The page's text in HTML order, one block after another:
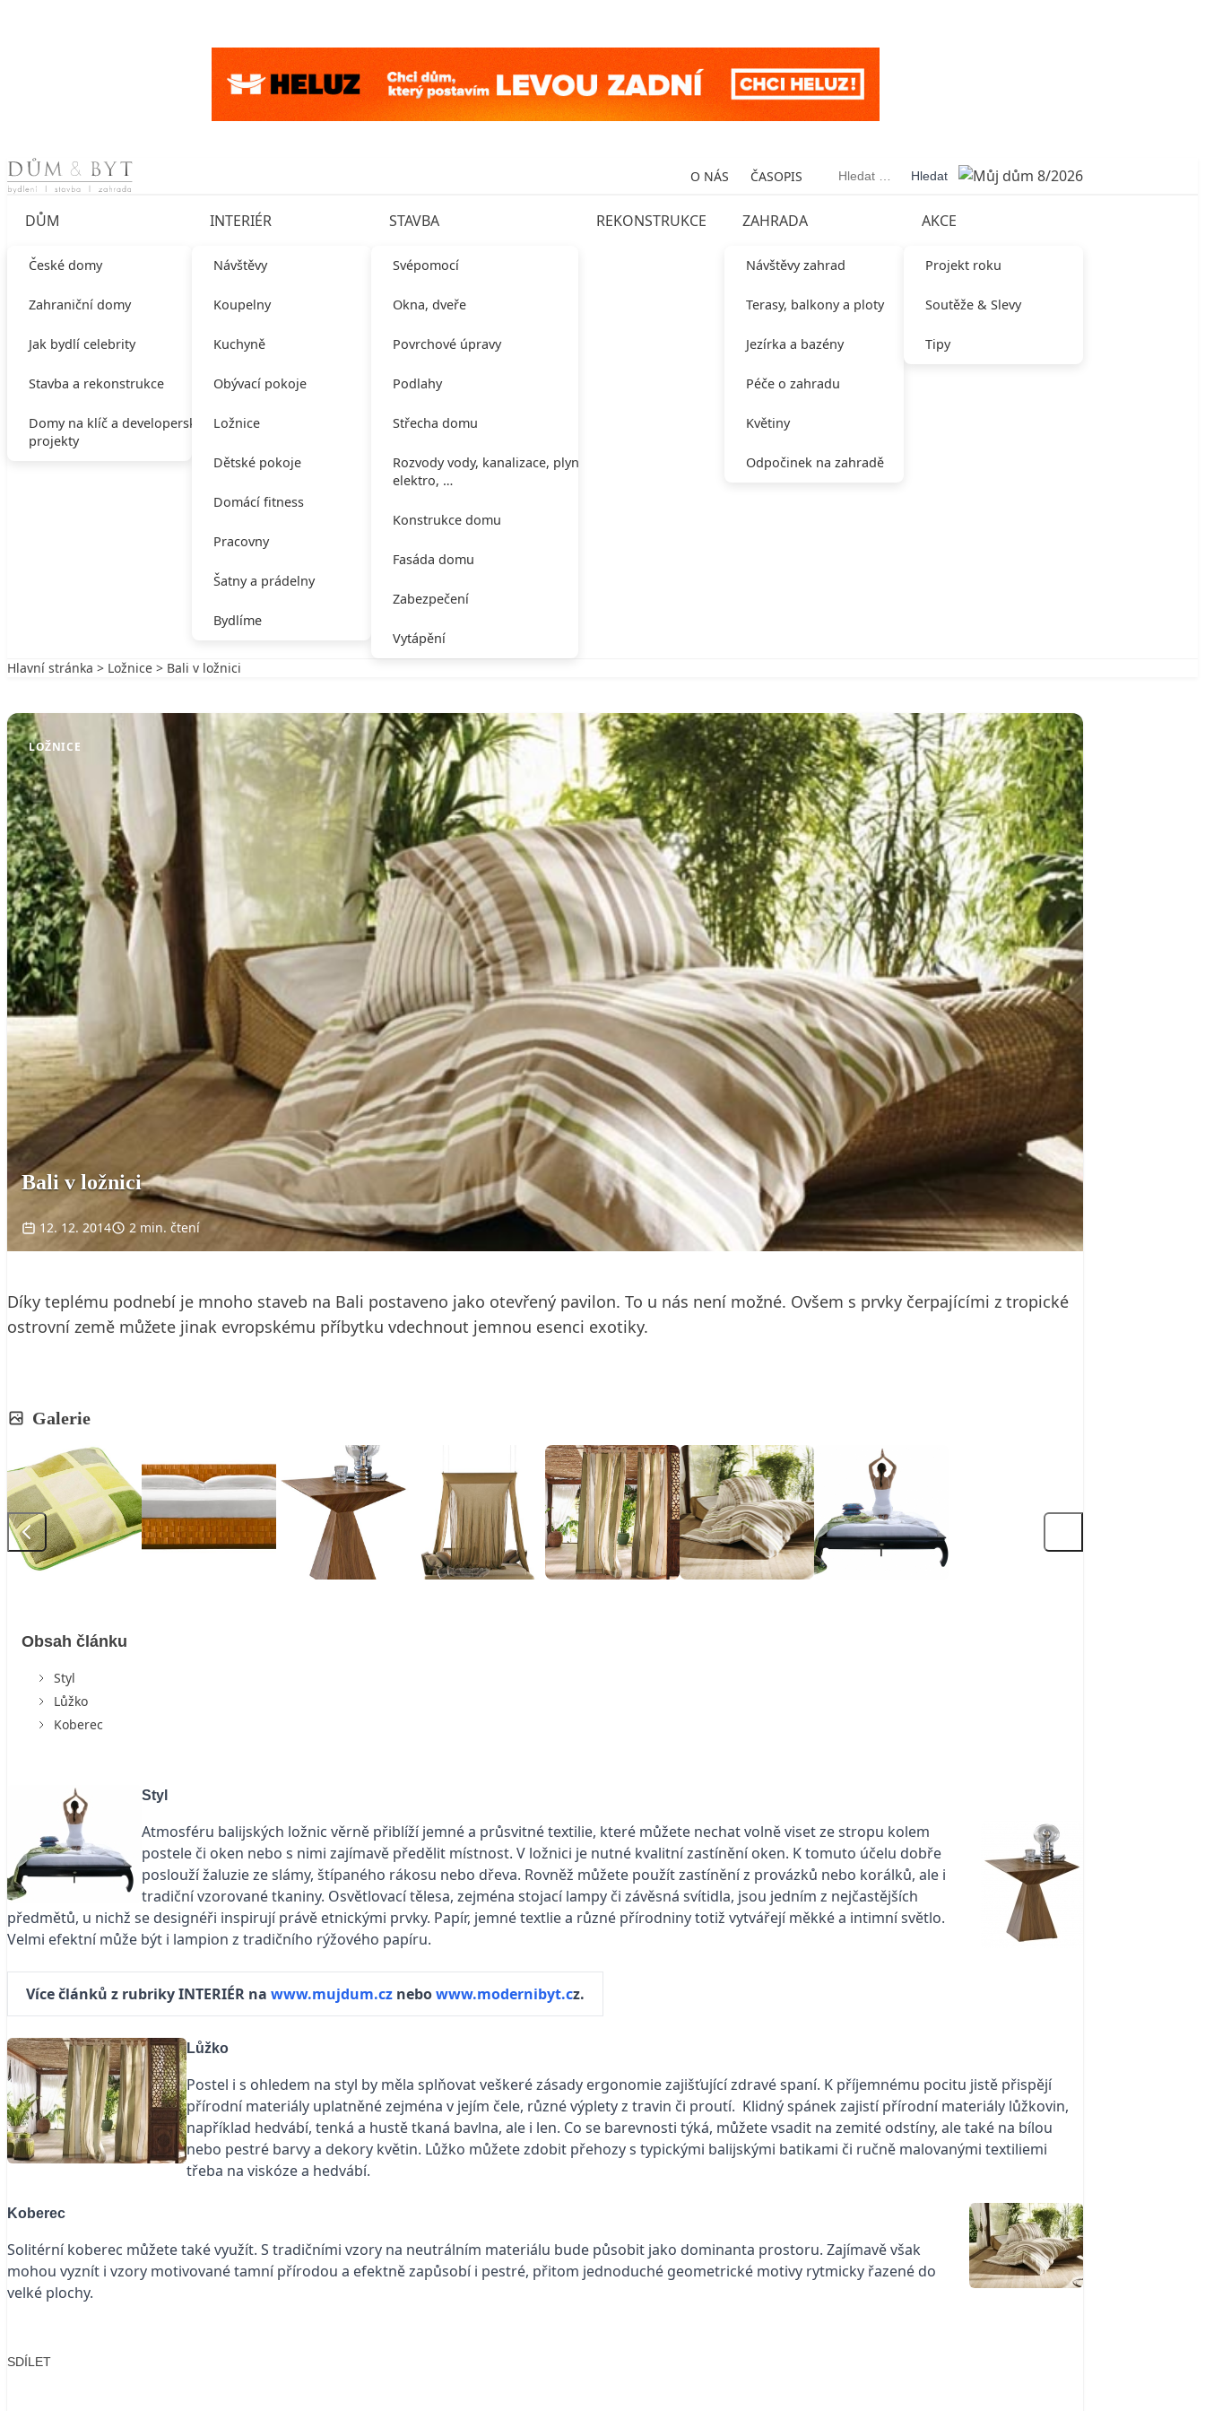
Skip to content O NÁS ČASOPIS Vyhledávání
DŮM
České domy
Zahraniční domy
Jak bydlí celebrity
Stavba a rekonstrukce
Domy na klíč a developerské
projekty
INTERIÉR
Návštěvy
Koupelny
Kuchyně
Obývací pokoje
Ložnice
Dětské pokoje
Domácí fitness
Pracovny
Šatny a prádelny
Bydlíme
STAVBA
Svépomocí
Okna, dveře
Povrchové úpravy
Podlahy
Střecha domu
Rozvody vody, kanalizace, plynu,
elektro, …
Konstrukce domu
Fasáda domu
Zabezpečení
Vytápění
REKONSTRUKCE ZAHRADA
Návštěvy zahrad
Terasy, balkony a ploty
Jezírka a bazény
Péče o zahradu
Květiny
Odpočinek na zahradě
AKCE
Projekt roku
Soutěže & Slevy
Tipy
Hlavní stránka > Ložnice > Bali v ložnici
LOŽNICE
Bali v ložnici
12. 12. 2014 2 min. čtení
Díky teplému podnebí je mnoho staveb na Bali postaveno jako otevřený pavilon. To u nás není možné. Ovšem s prvky čerpajícími z tropické
ostrovní země můžete jinak evropskému příbytku vdechnout jemnou esenci exotiky.
Galerie
Obsah článku
Styl
Lůžko
Koberec
Styl
Atmosféru balijských ložnic věrně přiblíží jemné a průsvitné textilie, které můžete nechat volně viset ze stropu kolem
postele či oken nebo s nimi zajímavě předělit místnost. V ložnici je nutné kvalitní zastínění oken. K tomuto účelu dobře
poslouží žaluzie ze slámy, štípaného rákosu nebo dřeva. Rovněž můžete použít zastínění z provázků nebo korálků, ale i
tradiční vzorované tkaniny. Osvětlovací tělesa, zejména stojací lampy či závěsná svítidla, jsou jedním z nejčastějších
předmětů, u nichž se designéři inspirují právě etnickými prvky. Papír, jemné textlie a různé přírodniny totiž vytvářejí měkké a intimní světlo.
Velmi efektní může být i lampion z tradičního rýžového papíru.
Více článků z rubriky INTERIÉR na www.mujdum.cz nebowww.modernibyt.cz.
Lůžko
Postel i s ohledem na styl by měla splňovat veškeré zásady ergonomie zajišťující zdravé spaní. K příjemnému pocitu jistě přispějí
přírodní materiály uplatněné zejména v jejím čele, různé výplety z travin či proutí. Klidný spánek zajistí přírodní materiály lůžkovin,
například hedvábí, tenká a hustě tkaná bavlna, ale i len. Co se barevnosti týká, můžete vsadit na zemité odstíny, ale také na bílou
nebo pestré barvy a dekory květin. Lůžko můžete zdobit přehozy s typickými balijskými batikami či ručně malovanými textiliemi
třeba na viskóze a hedvábí.
Koberec
Solitérní koberec můžete také využít. S tradičními vzory na neutrálním materiálu bude působit jako dominanta prostoru. Zajímavě však
mohou vyznít i vzory motivované tamní přírodou a efektně zapůsobí i pestré, přitom jednoduché geometrické motivy rytmicky řazené do
velké plochy.
SDÍLET